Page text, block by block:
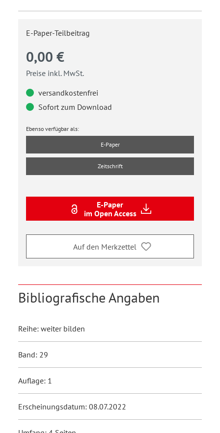
E-Paper-Teilbeitrag
0,00 €
Preise inkl. MwSt.
versandkostenfrei
Sofort zum Download
Ebenso verfügbar als:
E-Paper
Zeitschrift
E-Paper
im Open Access
Auf den Merkzettel
Bibliografische Angaben
Reihe: weiter bilden
Band: 29
Auflage: 1
Erscheinungsdatum: 08.07.2022